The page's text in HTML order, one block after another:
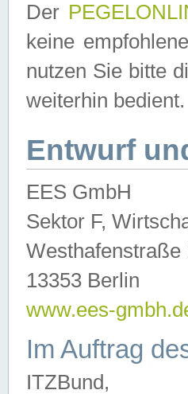
Der
keine
nutzen Sie bitte
weiterhin bedient.
Entwurf
EES GmbH
Sektor F,
Westhafenstraße
13353 Berlin
www.ees-
Im Auftrag
ITZBund,